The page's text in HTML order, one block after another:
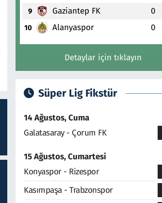
9 Gaziantep FK 0
10 Alanyaspor 0
Detaylar için tıklayın
Süper Lig Fikstür
14 Ağustos, Cuma
Galatasaray - Çorum FK
15 Ağustos, Cumartesi
Konyaspor - Rizespor
Kasımpaşa - Trabzonspor